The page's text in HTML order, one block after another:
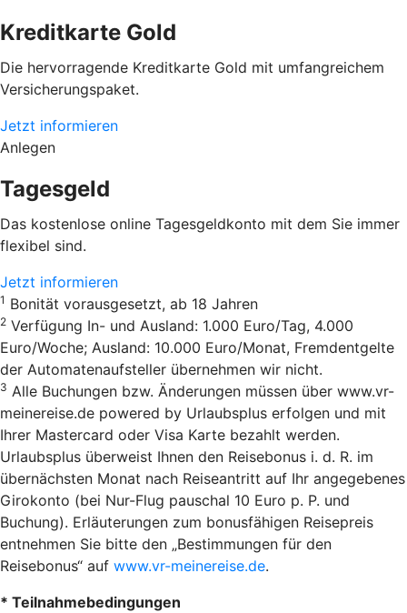
Kreditkarte Gold
Die hervorragende Kreditkarte Gold mit umfangreichem
Versicherungspaket.
Jetzt informieren
Anlegen
Tagesgeld
Das kostenlose online Tagesgeldkonto mit dem Sie immer
flexibel sind.
Jetzt informieren
1 Bonität vorausgesetzt, ab 18 Jahren
2 Verfügung In- und Ausland: 1.000 Euro/Tag, 4.000
Euro/Woche; Ausland: 10.000 Euro/Monat, Fremdentgelte
der Automatenaufsteller übernehmen wir nicht.
3 Alle Buchungen bzw. Änderungen müssen über www.vr-
meinereise.de powered by Urlaubsplus erfolgen und mit
Ihrer Mastercard oder Visa Karte bezahlt werden.
Urlaubsplus überweist Ihnen den Reisebonus i. d. R. im
übernächsten Monat nach Reiseantritt auf Ihr angegebenes
Girokonto (bei Nur-Flug pauschal 10 Euro p. P. und
Buchung). Erläuterungen zum bonusfähigen Reisepreis
entnehmen Sie bitte den „Bestimmungen für den
Reisebonus“ auf www.vr-meinereise.de.
* Teilnahmebedingungen